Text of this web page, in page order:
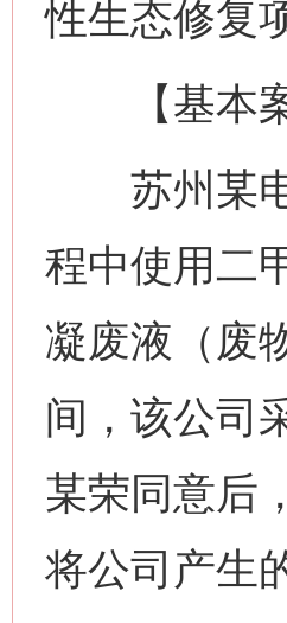
性生态修复
【基本案
苏州某电
程中使用二
凝废液（废
间，该公司
某荣同意后
将公司产生